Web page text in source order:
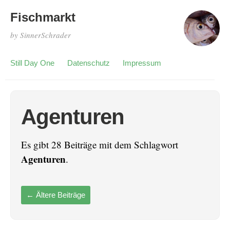
Fischmarkt
by SinnerSchrader
Still Day One Datenschutz Impressum
Agenturen
Es gibt 28 Beiträge mit dem Schlagwort
Agenturen.
← Ältere Beiträge